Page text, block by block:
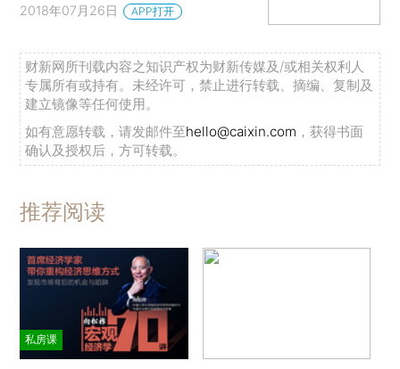
2018年07月26日 APP打开
财新网所刊载内容之知识产权为财新传媒及/或相关权利人
专属所有或持有。未经许可，禁止进行转载、摘编、复制及
建立镜像等任何使用。
如有意愿转载，请发邮件至hello@caixin.com ，获得书面
确认及授权后，方可转载。
推荐阅读
私房课